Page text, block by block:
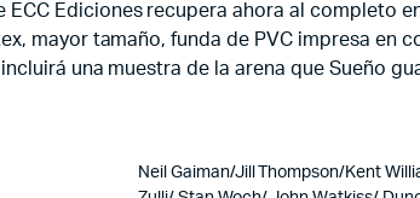
Ediciones recupera ahora al completo
mayor tamaño, funda de PVC impresa en
una muestra de la arena que Sueño
Neil Gaiman/Jill Thompson/Kent